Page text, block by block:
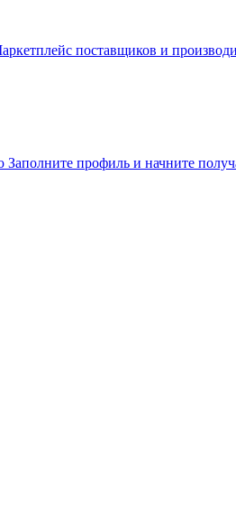
поставщиков и
Заполните профиль и начните